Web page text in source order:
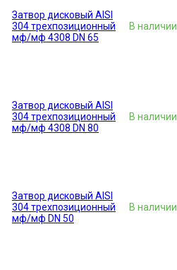
Затвор дисковый AISI
304 трехпозиционный
мф/мф 4308 DN 65
В наличии
Затвор дисковый AISI
304 трехпозиционный
мф/мф 4308 DN 80
В наличии
Затвор дисковый AISI
304 трехпозиционный
мф/мф DN 50
В наличии